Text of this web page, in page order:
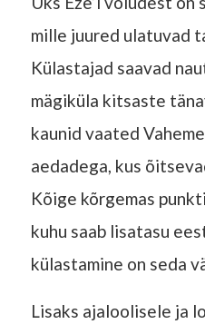
mille juured ulatuvad
Külastajad saavad
mägiküla kitsaste
kaunid vaated
aedadega, kus
Kõige kõrgemas
kuhu saab lisatasu
külastamine on seda
Lisaks ajaloolisele ja